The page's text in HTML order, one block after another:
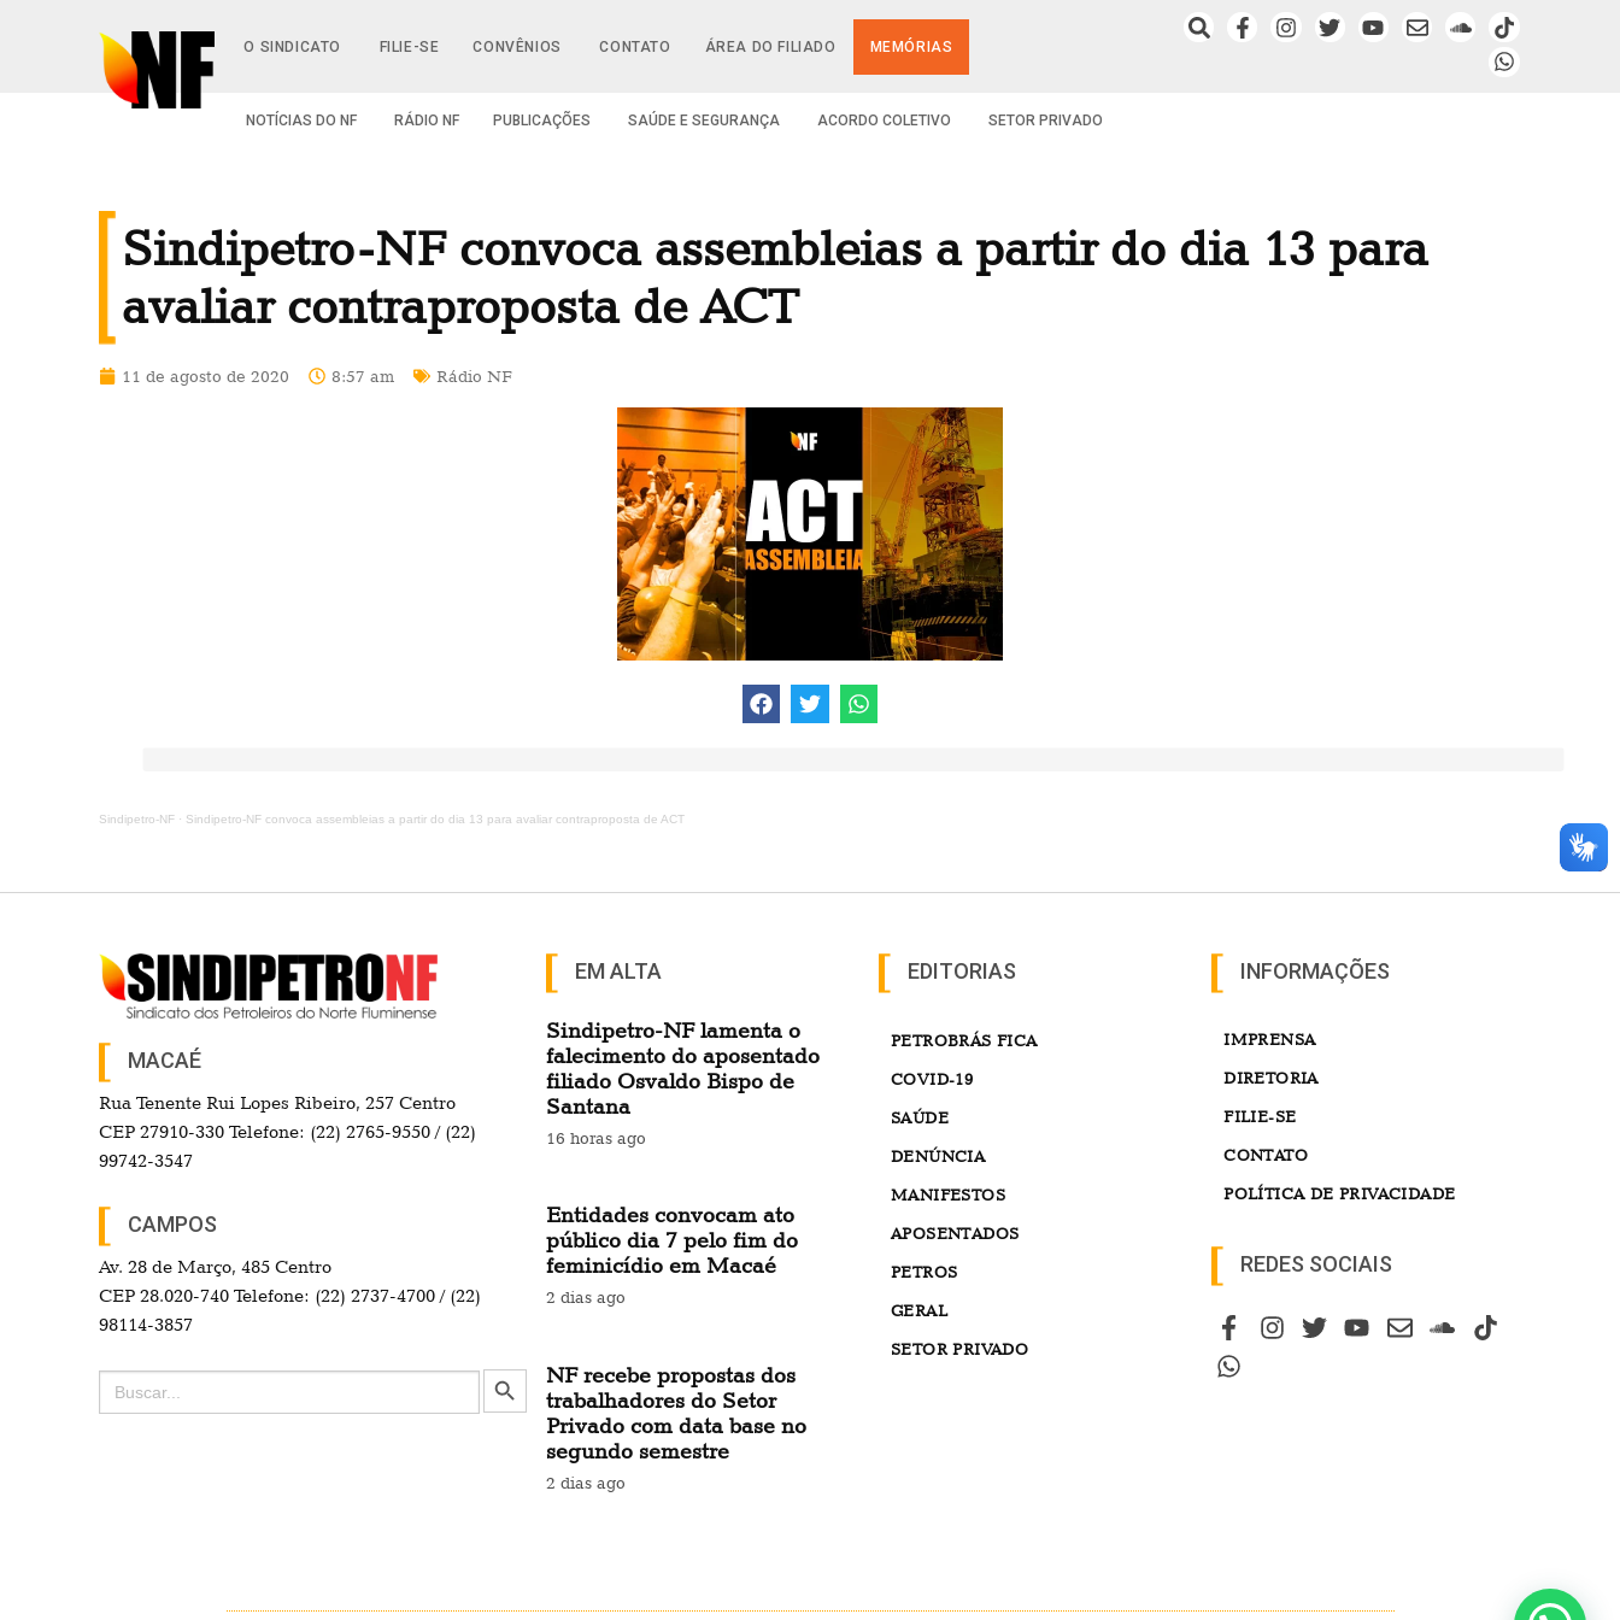
O SINDICATO FILIE-SE CONVÊNIOS CONTATO ÁREA DO FILIADO MEMÓRIAS
NOTÍCIAS DO NF RÁDIO NF PUBLICAÇÕES SAÚDE E SEGURANÇA ACORDO COLETIVO SETOR PRIVADO
Sindipetro-NF convoca assembleias a partir do dia 13 para
avaliar contraproposta de ACT
11 de agosto de 2020 8:57 am Rádio NF
Sindipetro-NF · Sindipetro-NF convoca assembleias a partir do dia 13 para avaliar contraproposta de ACT
MACAÉ
Rua Tenente Rui Lopes Ribeiro, 257 Centro
CEP 27910-330 Telefone: (22) 2765-9550 / (22)
99742-3547
CAMPOS
Av. 28 de Março, 485 Centro
CEP 28.020-740 Telefone: (22) 2737-4700 / (22)
98114-3857
Search
for:
Search Button
EM ALTA
Sindipetro-NF lamenta o
falecimento do aposentado
filiado Osvaldo Bispo de
Santana
16 horas ago
Entidades convocam ato
público dia 7 pelo fim do
feminicídio em Macaé
2 dias ago
NF recebe propostas dos
trabalhadores do Setor
Privado com data base no
segundo semestre
2 dias ago
EDITORIAS
PETROBRÁS FICA
COVID-19
SAÚDE
DENÚNCIA
MANIFESTOS
APOSENTADOS
PETROS
GERAL
SETOR PRIVADO
INFORMAÇÕES
IMPRENSA
DIRETORIA
FILIE-SE
CONTATO
POLÍTICA DE PRIVACIDADE
REDES SOCIAIS